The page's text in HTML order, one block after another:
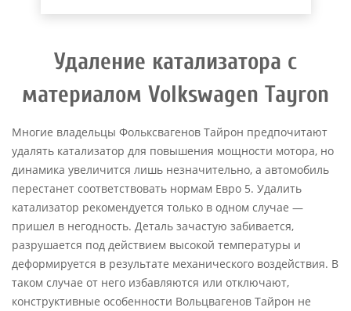
Удаление катализатора с
материалом Volkswagen Tayron
Многие владельцы Фольксвагенов Тайрон предпочитают
удалять катализатор для повышения мощности мотора, но
динамика увеличится лишь незначительно, а автомобиль
перестанет соответствовать нормам Евро 5. Удалить
катализатор рекомендуется только в одном случае —
пришел в негодность. Деталь зачастую забивается,
разрушается под действием высокой температуры и
деформируется в результате механического воздействия. В
таком случае от него избавляются или отключают,
конструктивные особенности Вольцвагенов Тайрон не